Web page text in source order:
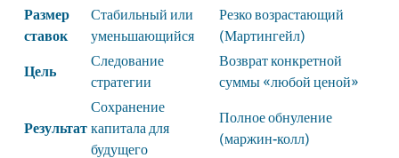
Размер
ставок
Стабильный или
уменьшающийся
Резко возрастающий
(Мартингейл)
Цель
Следование
стратегии
Возврат конкретной
суммы «любой ценой»
Результат
Сохранение
капитала для
будущего
Полное обнуление
(маржин-колл)